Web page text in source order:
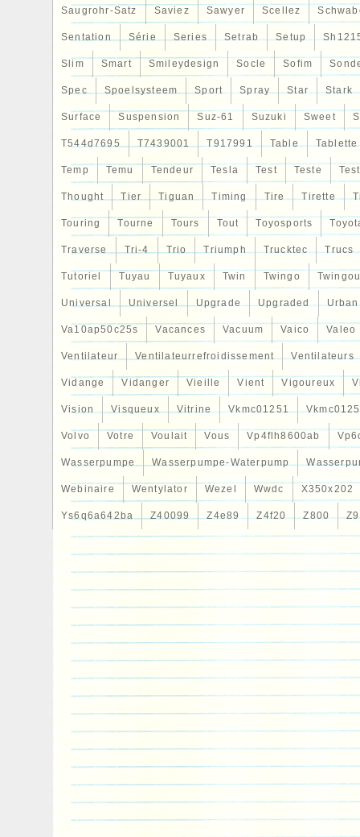
Saugrohr-Satz Saviez Sawyer Scellez
Sentation Série Series Setrab Setup
Slim Smart Smileydesign Socle Sofim
Spec Spoelsysteem Sport Spray Star Stark
Surface Suspension Suz-61 Suzuki Sweet
T544d7695 T7439001 T917991 Table Tablette
Temp Temu Tendeur Tesla Test Teste
Thought Tier Tiguan Timing Tire Tirette
Touring Tourne Tours Tout Toyosports
Traverse Tri-4 Trio Triumph Trucktec Trucs
Tutoriel Tuyau Tuyaux Twin Twingo
Universal Universel Upgrade Upgraded Urban
Va10ap50c25s Vacances Vacuum Vaico Valeo
Ventilateur Ventilateurrefroidissement Ventilateurs
Vidange Vidanger Vieille Vient Vigoureux
Vision Visqueux Vitrine Vkmc01251
Volvo Votre Voulait Vous Vp4flh8600ab
Wasserpumpe Wasserpumpe-Waterpump
Webinaire Wentylator Wezel Wwdc X350x202
Ys6q6a642ba Z40099 Z4e89 Z4f20 Z800